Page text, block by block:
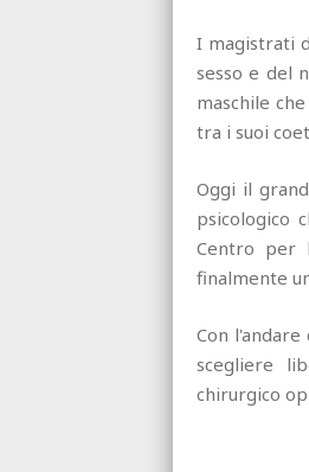
I magistrati
sesso e del
maschile
tra i suoi
Oggi il
psicologico
Centro per
finalmente
Con
scegliere
chirurgico